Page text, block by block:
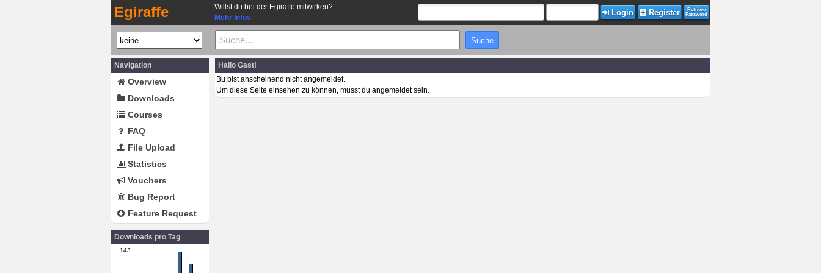
Egiraffe
Willst du bei der Egiraffe mitwirken?
Mehr Infos
Login Register
Retrieve
Password
Navigation
Overview
Downloads
Courses
FAQ
File Upload
Statistics
Vouchers
Bug Report
Feature Request
Downloads pro Tag
143
Hallo Gast!
Bu bist anscheinend nicht angemeldet.
Um diese Seite einsehen zu können, musst du angemeldet sein.